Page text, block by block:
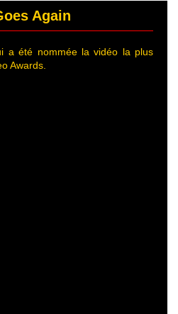
Again
a été nommée la vidéo la plus
Awards.